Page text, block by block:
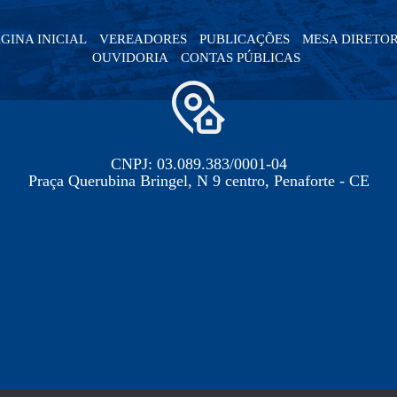
INICIAL VEREADORES PUBLICAÇÕES
MESA
OUVIDORIA
CONTAS PÚBLICAS
CNPJ: 03.089.383/0001-04
Praça Querubina Bringel, N 9 centro, Penaforte - CE